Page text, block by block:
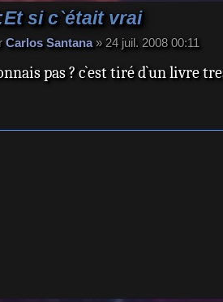
si c`était vrai
Carlos Santana» 24 juil. 2008 00:11
pas ? c`est tiré d`un livre